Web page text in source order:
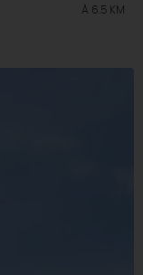
À 6.5 KM